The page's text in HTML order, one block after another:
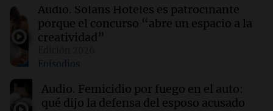
14:08 Sociedad
Hallaron un cuerpo en el riacho Santa Fe e
investigan si es el kitesurfista desaparecido
14:04 Tecnología
Hackers acceden a datos de clientes de
Framework en un ciberataque masivo
Audio. Solans Hoteles es patrocinante
porque el concurso “abre un espacio a la
creatividad”
Episodios
Audio. Femicidio por fuego en el auto:
qué dijo la defensa del esposo acusado